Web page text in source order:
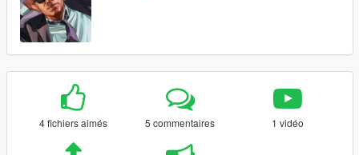
4 fichiers aimés 5 commentaires 1 vidéo